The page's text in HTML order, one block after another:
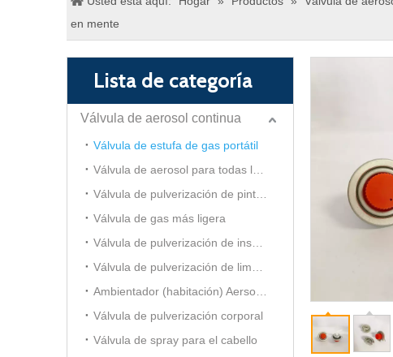
en mente
Lista de categoría
Válvula de aerosol continua
Válvula de estufa de gas portátil
Válvula de gas más ligera
Válvula de pulverización corporal
Válvula de spray para el cabello